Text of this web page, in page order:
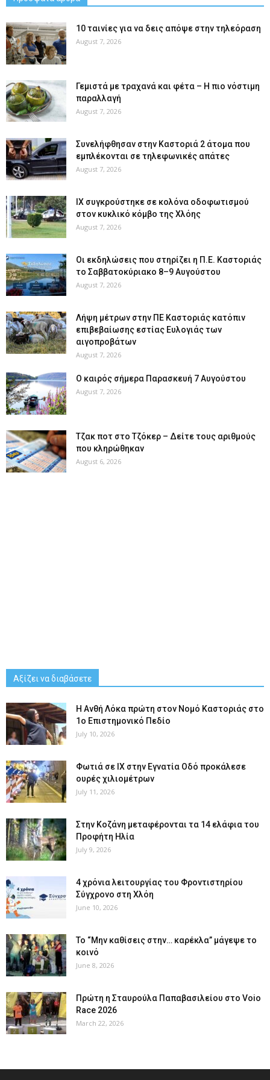
10 ταινίες για να δεις απόψε στην τηλεόραση
August 7, 2026
Γεμιστά με τραχανά και φέτα – Η πιο νόστιμη
παραλλαγή
August 7, 2026
Συνελήφθησαν στην Καστοριά 2 άτομα που
εμπλέκονται σε τηλεφωνικές απάτες
August 7, 2026
ΙΧ συγκρούστηκε σε κολόνα οδοφωτισμού
στον κυκλικό κόμβο της Χλόης
August 7, 2026
Οι εκδηλώσεις που στηρίζει η Π.Ε. Καστοριάς
το Σαββατοκύριακο 8–9 Αυγούστου
August 7, 2026
Λήψη μέτρων στην ΠΕ Καστοριάς κατόπιν
επιβεβαίωσης εστίας Ευλογιάς των
αιγοπροβάτων
August 7, 2026
Ο καιρός σήμερα Παρασκευή 7 Αυγούστου
August 7, 2026
Tζακ ποτ στο Τζόκερ – Δείτε τους αριθμούς
που κληρώθηκαν
August 6, 2026
Αξίζει να διαβάσετε
Η Ανθή Λόκα πρώτη στον Νομό Καστοριάς στο
1ο Επιστημονικό Πεδίο
July 10, 2026
Φωτιά σε ΙΧ στην Εγνατία Οδό προκάλεσε
ουρές χιλιομέτρων
July 11, 2026
Στην Κοζάνη μεταφέρονται τα 14 ελάφια του
Προφήτη Ηλία
July 9, 2026
4 χρόνια λειτουργίας του Φροντιστηρίου
Σύγχρονο στη Χλόη
June 10, 2026
Το “Μην καθίσεις στην… καρέκλα” μάγεψε το
κοινό
June 8, 2026
Πρώτη η Σταυρούλα Παπαβασιλείου στο Voio
Race 2026
March 22, 2026